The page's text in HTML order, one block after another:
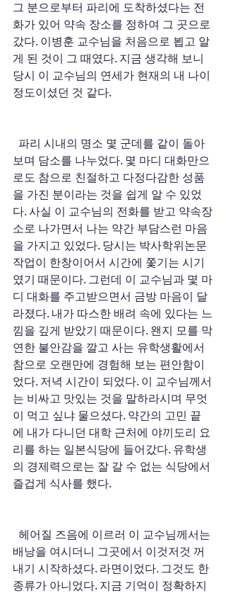
그 분으로부터 파리에 도착하셨다는 전
화가 있어 약속 장소를 정하여 그 곳으로
갔다. 이병훈 교수님을 처음으로 뵙고 알
게 된 것이 그 때였다. 지금 생각해 보니
당시 이 교수님의 연세가 현재의 내 나이
정도이셨던 것 같다.
보며 담소를 나누었다. 몇 마디 대화만으
로도 참으로 친절하고 다정다감한 성품
을 가진 분이라는 것을 쉽게 알 수 있었
다. 사실 이 교수님의 전화를 받고 약속장
소로 나가면서 나는 약간 부담스런 마음
을 가지고 있었다. 당시는 박사학위논문
작업이 한창이어서 시간에 쫓기는 시기
였기 때문이다. 그런데 이 교수님과 몇 마
디 대화를 주고받으면서 금방 마음이 달
라졌다. 내가 따스한 배려 속에 있다는 느
낌을 깊게 받았기 때문이다. 왠지 모를 막
연한 불안감을 깔고 사는 유학생활에서
참으로 오랜만에 경험해 보는 편안함이
었다. 저녁 시간이 되었다. 이 교수님께서
는 비싸고 맛있는 것을 말하라시며 무엇
이 먹고 싶냐 물으셨다. 약간의 고민 끝
에 내가 다니던 대학 근처에 야끼도리 요
리를 하는 일본식당에 들어갔다. 유학생
의 경제력으로는 잘 갈 수 없는 식당에서
즐겁게 식사를 했다.
배낭을 여시더니 그곳에서 이것저것 꺼
내기 시작하셨다. 라면이었다. 그것도 한
종류가 아니었다. 지금 기억이 정확하지